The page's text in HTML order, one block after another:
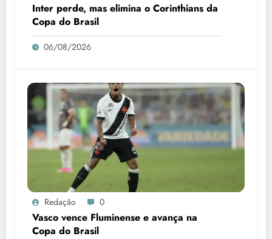
Inter perde, mas elimina o Corinthians da
Copa do Brasil
06/08/2026
Redação 0
Vasco vence Fluminense e avança na
Copa do Brasil